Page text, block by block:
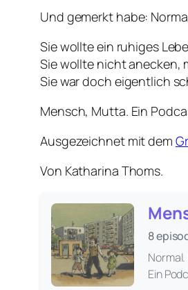
Und gemerkt habe:
Sie wollte ein ruhiges
Sie wollte nicht anecken,
Sie war doch eigentlich
Mensch, Mutta. Ein
Ausgezeichnet mit dem
Von Katharina Thoms.
8
Ein